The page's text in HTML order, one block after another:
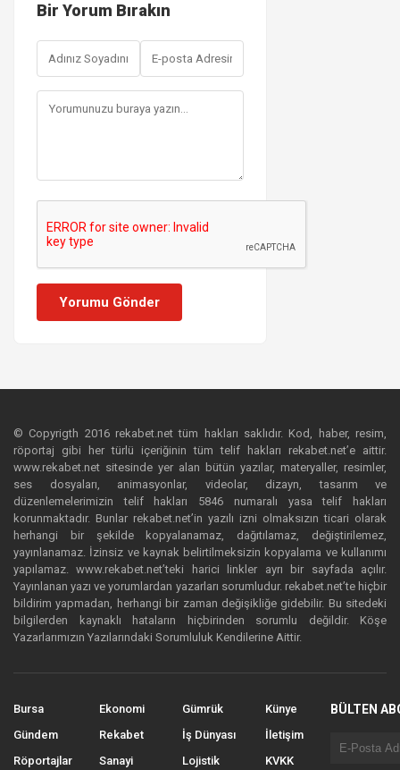
Bir Yorum Bırakın
Yorumu Gönder
© Copyrigth 2016 rekabet.net tüm hakları saklıdır. Kod, haber, resim,
röportaj gibi her türlü içeriğinin tüm telif hakları rekabet.net’e aittir.
www.rekabet.net sitesinde yer alan bütün yazılar, materyaller, resimler,
ses dosyaları, animasyonlar, videolar, dizayn, tasarım ve
düzenlemelerimizin telif hakları 5846 numaralı yasa telif hakları
korunmaktadır. Bunlar rekabet.net’in yazılı izni olmaksızın ticari olarak
herhangi bir şekilde kopyalanamaz, dağıtılamaz, değiştirilemez,
yayınlanamaz. İzinsiz ve kaynak belirtilmeksizin kopyalama ve kullanımı
yapılamaz. www.rekabet.net’teki harici linkler ayrı bir sayfada açılır.
Yayınlanan yazı ve yorumlardan yazarları sorumludur. rekabet.net’te hiçbir
bildirim yapmadan, herhangi bir zaman değişikliğe gidebilir. Bu sitedeki
bilgilerden kaynaklı hataların hiçbirinden sorumlu değildir. Köşe
Yazarlarımızın Yazılarındaki Sorumluluk Kendilerine Aittir.
Bursa
Gündem
Röportajlar
Ekonomi
Rekabet
Sanayi
Gümrük
İş Dünyası
Lojistik
Künye
İletişim
KVKK
BÜLTEN